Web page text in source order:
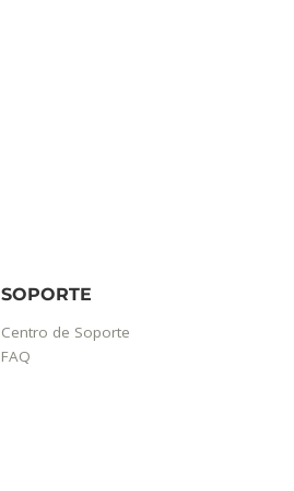
SOPORTE
Centro de Soporte
FAQ